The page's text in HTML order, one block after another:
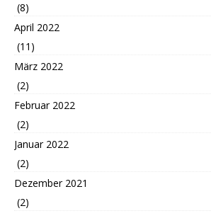
(8)
April 2022
(11)
März 2022
(2)
Februar 2022
(2)
Januar 2022
(2)
Dezember 2021
(2)